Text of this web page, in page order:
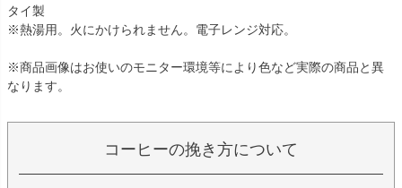
タイ製
※熱湯用。火にかけられません。電子レンジ対応。
※商品画像はお使いのモニター環境等により色など実際の商品と異
なります。
コーヒーの挽き方について